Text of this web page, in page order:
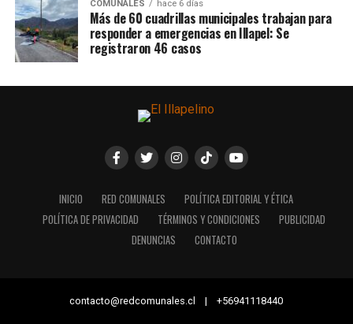
COMUNALES hace 6 días
Más de 60 cuadrillas municipales trabajan para
responder a emergencias en Illapel: Se
registraron 46 casos
INICIO RED COMUNALES
POLÍTICA EDITORIAL Y ÉTICA
POLÍTICA DE PRIVACIDAD
TÉRMINOS Y CONDICIONES
PUBLICIDAD
DENUNCIAS
CONTACTO
contacto@redcomunales.cl | +56941118440